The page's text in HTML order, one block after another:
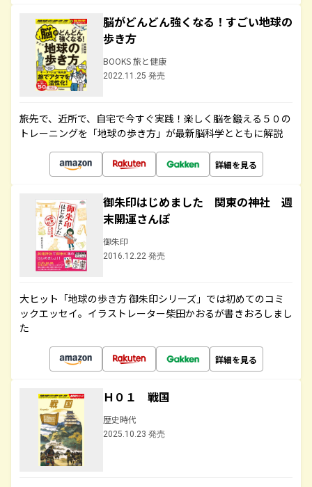
脳がどんどん強くなる！すごい地球の
歩き方
BOOKS 旅と健康
2022.11.25 発売
旅先で、近所で、自宅で今すぐ実践！楽しく脳を鍛える５０の
トレーニングを「地球の歩き方」が最新脳科学とともに解説
詳細を見る
御朱印はじめました 関東の神社 週
末開運さんぽ
御朱印
2016.12.22 発売
大ヒット「地球の歩き方 御朱印シリーズ」では初めてのコミ
ックエッセイ。イラストレーター柴田かおるが書きおろしまし
た
詳細を見る
Ｈ０１ 戦国
歴史時代
2025.10.23 発売